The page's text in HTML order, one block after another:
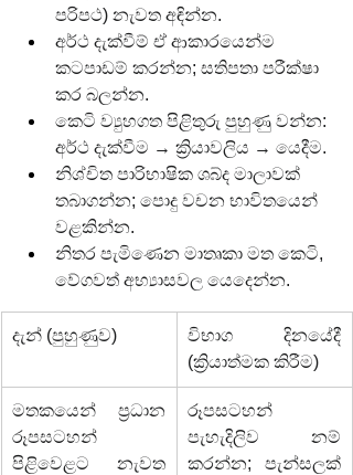
පරිපථ) නැවත අඳින්න.
අර්ථ දැක්වීම් ඒ ආකාරයෙන්ම
කටපාඩම් කරන්න; සතිපතා පරීක්ෂා
කර බලන්න.
කෙටි ව්‍යුහගත පිළිතුරු පුහුණු වන්න:
අර්ථ දැක්වීම → ක්‍රියාවලිය → යෙදීම.
නිශ්චිත පාරිභාෂික ශබ්ද මාලාවක්
තබාගන්න; පොදු වචන භාවිතයෙන්
වළකින්න.
නිතර පැමිණෙන මාතෘකා මත කෙටි,
වේගවත් අභ්‍යාසවල යෙදෙන්න.
දැන් (පුහුණුව)
විභාග දිනයේදී
(ක්‍රියාත්මක කිරීම)
මතකයෙන් ප්‍රධාන
රූපසටහන්
පිළිවෙළට නැවත
රූපසටහන්
පැහැදිලිව නම්
කරන්න; පැන්සලක්